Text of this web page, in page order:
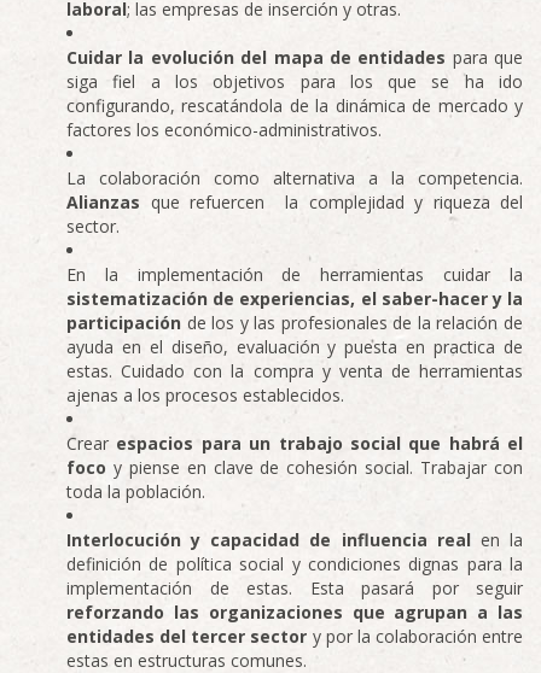
laboral; las empresas de inserción y otras.
Cuidar la evolución del mapa de entidades para que
siga fiel a los objetivos para los que se ha ido
configurando, rescatándola de la dinámica de mercado y
factores los económico-administrativos.
La colaboración como alternativa a la competencia.
Alianzas que refuercen la complejidad y riqueza del
sector.
En la implementación de herramientas cuidar la
sistematización de experiencias, el saber-hacer y la
participación de los y las profesionales de la relación de
ayuda en el diseño, evaluación y puesta en practica de
estas. Cuidado con la compra y venta de herramientas
ajenas a los procesos establecidos.
Crear espacios para un trabajo social que habrá el
foco y piense en clave de cohesión social. Trabajar con
toda la población.
Interlocución y capacidad de influencia realen la
definición de política social y condiciones dignas para la
implementación de estas. Esta pasará por seguir
reforzando las organizaciones que agrupan a las
entidades del tercer sector y por la colaboración entre
estas en estructuras comunes.